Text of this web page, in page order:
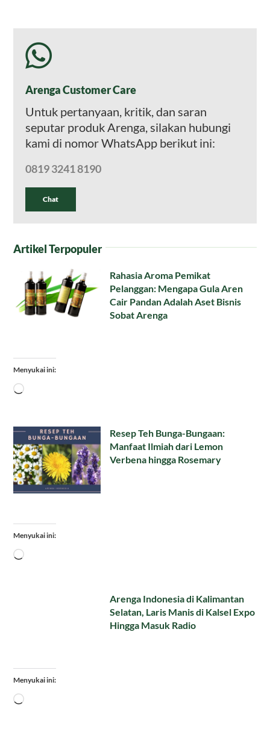
Arenga Customer Care
Untuk pertanyaan, kritik, dan saran
seputar produk Arenga, silakan hubungi
kami di nomor WhatsApp berikut ini:
0819 3241 8190
Chat
Artikel Terpopuler
Rahasia Aroma Pemikat
Pelanggan: Mengapa Gula Aren
Cair Pandan Adalah Aset Bisnis
Sobat Arenga
Menyukai ini:
Memuat...
Resep Teh Bunga-Bungaan:
Manfaat Ilmiah dari Lemon
Verbena hingga Rosemary
Menyukai ini:
Memuat...
Arenga Indonesia di Kalimantan
Selatan, Laris Manis di Kalsel Expo
Hingga Masuk Radio
Menyukai ini:
Memuat...